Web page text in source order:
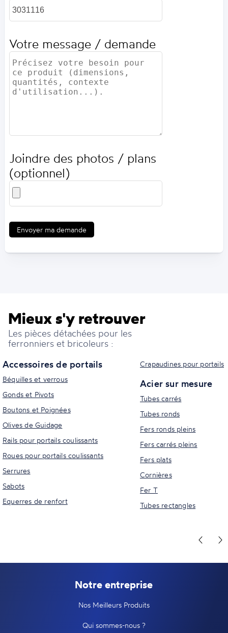
Votre message / demande
Joindre des photos / plans
(optionnel)
Envoyer ma demande
Mieux s'y retrouver
Les pièces détachées pour les
ferronniers et bricoleurs :
Accessoires de portails
Béquilles et verrous
Gonds et Pivots
Boutons et Poignées
Olives de Guidage
Rails pour portails coulissants
Roues pour portails coulissants
Serrures
Sabots
Equerres de renfort
Crapaudines pour portails
Acier sur mesure
Tubes carrés
Tubes ronds
Fers ronds pleins
Fers carrés pleins
Fers plats
Cornières
Fer T
Tubes rectangles
Notre entreprise
Nos Meilleurs Produits
Qui sommes-nous ?